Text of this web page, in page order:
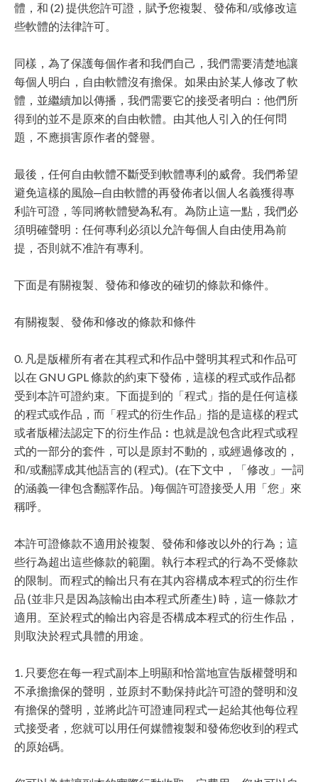
體，和 (2) 提供您許可證，賦予您複製、發佈和/或修改這
些軟體的法律許可。
同樣，為了保護每個作者和我們自己，我們需要清楚地讓
每個人明白，自由軟體沒有擔保。如果由於某人修改了軟
體，並繼續加以傳播，我們需要它的接受者明白：他們所
得到的並不是原來的自由軟體。由其他人引入的任何問
題，不應損害原作者的聲譽。
最後，任何自由軟體不斷受到軟體專利的威脅。我們希望
避免這樣的風險─自由軟體的再發佈者以個人名義獲得專
利許可證，等同將軟體變為私有。為防止這一點，我們必
須明確聲明：任何專利必須以允許每個人自由使用為前
提，否則就不准許有專利。
下面是有關複製、發佈和修改的確切的條款和條件。
有關複製、發佈和修改的條款和條件
0. 凡是版權所有者在其程式和作品中聲明其程式和作品可
以在 GNU GPL 條款的約束下發佈，這樣的程式或作品都
受到本許可證約束。下面提到的「程式」指的是任何這樣
的程式或作品，而「程式的衍生作品」指的是這樣的程式
或者版權法認定下的衍生作品︰也就是說包含此程式或程
式的一部分的套件，可以是原封不動的，或經過修改的，
和/或翻譯成其他語言的 (程式)。(在下文中，「修改」一詞
的涵義一律包含翻譯作品。)每個許可證接受人用「您」來
稱呼。
本許可證條款不適用於複製、發佈和修改以外的行為；這
些行為超出這些條款的範圍。執行本程式的行為不受條款
的限制。而程式的輸出只有在其內容構成本程式的衍生作
品 (並非只是因為該輸出由本程式所產生) 時，這一條款才
適用。至於程式的輸出內容是否構成本程式的衍生作品，
則取決於程式具體的用途。
1. 只要您在每一程式副本上明顯和恰當地宣告版權聲明和
不承擔擔保的聲明，並原封不動保持此許可證的聲明和沒
有擔保的聲明，並將此許可證連同程式一起給其他每位程
式接受者，您就可以用任何媒體複製和發佈您收到的程式
的原始碼。